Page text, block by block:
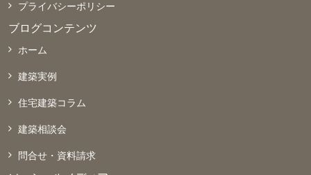
プライバシーポリシー
ブログコンテンツ
ホーム
建築実例
住宅建築コラム
建築相談会
問合せ・資料請求